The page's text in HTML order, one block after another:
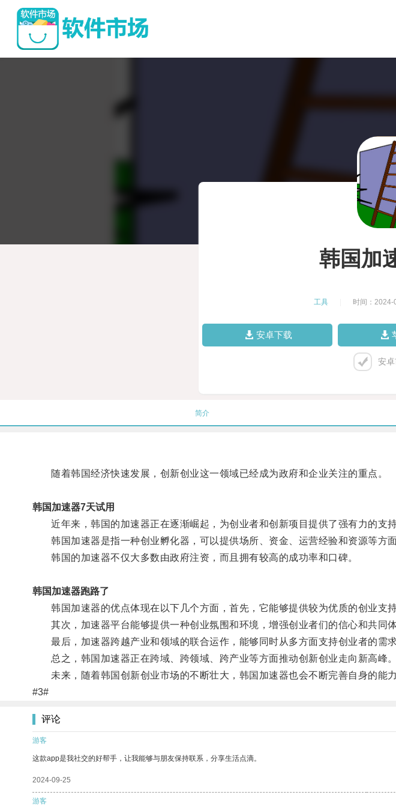
韩国加
工具 时间：2024-
安卓下载
安
简介
随着韩国经济快速发展，创新创业这一领域已经成为政府和企业关注的重点。
韩国加速器7天试用
近年来，韩国的加速器正在逐渐崛起，为创业者和创新项目提供了强有力的支持
韩国加速器是指一种创业孵化器，可以提供场所、资金、运营经验和资源等方
韩国的加速器不仅大多数由政府注资，而且拥有较高的成功率和口碑。
韩国加速器跑路了
韩国加速器的优点体现在以下几个方面，首先，它能够提供较为优质的创业支
其次，加速器平台能够提供一种创业氛围和环境，增强创业者们的信心和共同体
最后，加速器跨越产业和领域的联合运作，能够同时从多方面支持创业者的需求
总之，韩国加速器正在跨域、跨领域、跨产业等方面推动创新创业走向新高峰。
未来，随着韩国创新创业市场的不断壮大，韩国加速器也会不断完善自身的能力
#3#
评论
游客
这款app是我社交的好帮手，让我能够与朋友保持联系，分享生活点滴。
2024-09-25
游客